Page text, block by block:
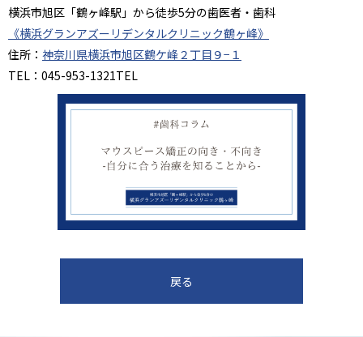
横浜市旭区「鶴ヶ峰駅」から徒歩5分の歯医者・歯科
《横浜グランアズーリデンタルクリニック鶴ヶ峰》
住所： 神奈川県横浜市旭区鶴ケ峰２丁目９−１
TEL：045-953-1321TEL
戻る